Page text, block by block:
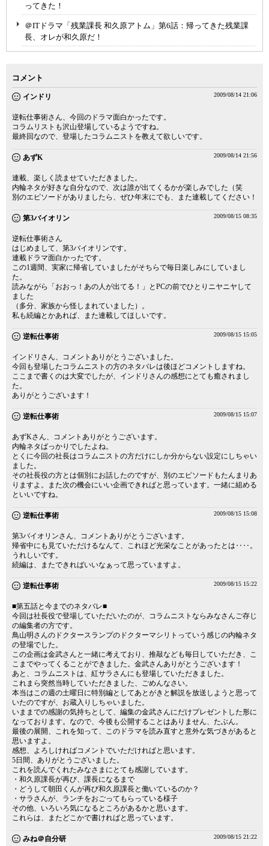
ってきた！
＠ITドラマ「残業課長 和久原アトム」第6話：帰ってきた残業課
長、オレが和久原だ！
コメント
インドリ 2009/08/14 21:06
逆転仕事術さん、今回のドラマ面白かったです。
コラムリストも沢山登場しているようですね。
最終回なので、登場したコラムニストを教えて欲しいです。
あずK 2009/08/14 21:56
連載、楽しく読ませていただきました。
内輪ネタが好きな自分なので、次は誰が出てくるかが楽しみでした（笑
別のエピソードがありましたら、ぜひ年末にでも、また連載してください！
第3バイオリン 2009/08/15 08:35
逆転仕事術さん
はじめまして、第3バイオリンです。
連載ドラマ面白かったです。
この1週間、実家に帰省していましたがそちらで毎日楽しみにしていまし
た。
読みながら「おおっ！あの人が出てる！」とPCの前でひとりニヤニヤして
ました
（多分、家族から怪しまれていました）。
私も続編とかあれば、また連載してほしいです。
逆転仕事術 2009/08/15 15:05
インドリさん、コメントありがとうございました。
今回も登場したコラムニストの方のネタバレは後ほどコメントしますね。
ここまで書くのは大変でしたが、インドリさんの感想にとても癒されまし
た。
ありがとうございます！
逆転仕事術 2009/08/15 15:07
あずKさん、コメントありがとうございます。
内輪ネタばっかりでしたよね。
とくに今回の社長はコラムニストの方だけにしか分からない設定にしちゃい
ました。
その社長役の方とは個別にお話したのですが、別のエピソードもたんまりあ
りますよ。また次の機会にいい企画できればと思っています。一緒に組める
といいですね。
逆転仕事術 2009/08/15 15:08
第3バイオリンさん、コメントありがとうございます。
帰省中にも見ていただけるなんて、これほど光栄なことがあったとは‥‥。
うれしいです。
続編は、またできればいいなぁって思っていますよ。
逆転仕事術 2009/08/15 15:22
■第五話と今までのネタバレ■
今回は社長役で登場していただいたのが、コラムニストならみなさんご存じ
の編集者の方です。
鳥山明さんのドクタースランプのドクターマシリトっていう感じの内輪ネタ
の登場でした。
この企画は金武さんと一緒に考えており、推敲なども毎日していただき、こ
こまでやってくることができました。金武さんありがとうございます！
あと、コラムニストは、紅サラさんにも登場していただきました。
これまら突然当時していただきました、ごめんなさい。
本当はこの週の土曜日に特別編としてあとがきと解説を放送しようと思って
いたのですが、お蔵入りしちゃいました。
いままでの感謝の気持ちとして、編集の金武さんにだけプレゼントした形に
なっております。なので、今後も公開することはありません、たぶん。
最後の展開、これを知って、このドラマを読み直すと意外な気づきがあると
思いますよ。
感想、よろしければコメントでいただければと思います。
5日間、ありがとうございました。
これを読んでくれたみなさまにとても感謝しています。
・和久原課長が再び、課長になるまで
・どうして朝田くんが再び和久原課長と働いているのか？
・サラさんが、ランチをおごってもらっている様子
その他、いろいろ気になるところがあるかと思います。
これらは、またどこかで書ければと思っています。
みね＠自分研 2009/08/15 21:22